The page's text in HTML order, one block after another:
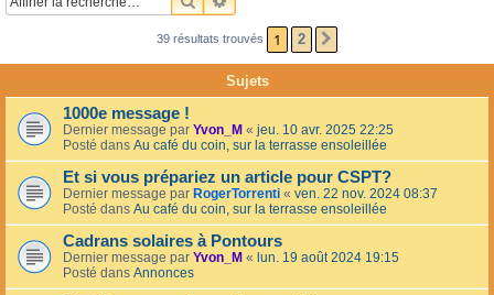
h
r
39 résultats trouvés 1 2
Sujets
1000e message !
Dernier message par Yvon_M « jeu. 10 avr. 2025 22:25
Posté dans Au café du coin, sur la terrasse ensoleillée
Et si vous prépariez un article pour CSPT?
Dernier message par RogerTorrenti « ven. 22 nov. 2024 08:37
Posté dans Au café du coin, sur la terrasse ensoleillée
Cadrans solaires à Pontours
Dernier message par Yvon_M « lun. 19 août 2024 19:15
Posté dans Annonces